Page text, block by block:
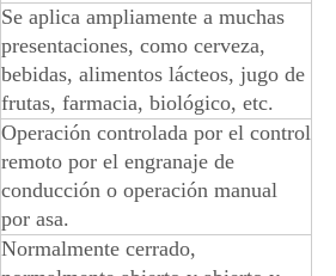
Se aplica ampliamente a muchas
presentaciones, como cerveza,
bebidas, alimentos lácteos, jugo de
frutas, farmacia, biológico, etc.
Operación controlada por el control
remoto por el engranaje de
conducción o operación manual
por asa.
Normalmente cerrado,